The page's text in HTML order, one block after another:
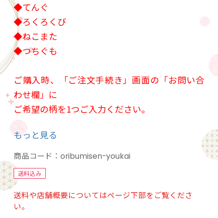
◆てんぐ
◆ろくろくび
◆ねこまた
◆つちぐも
ご購入時、「ご注文手続き」画面の「お問い合
わせ欄」に
ご希望の柄を1つご入力ください。
（※ご希望の柄の記入がない場合はこちらで任
意の柄を選ばせていただきます。予めご理解、
ご了承をお願いします。）
折ってさしこんで、ないしょの言伝
メモ部分を半分に折ることで、書いた内容を秘
もっと見る
商品コード： oribumisen-youkai
送料込み
送料や店舗概要についてはページ下部をご覧くださ
い。